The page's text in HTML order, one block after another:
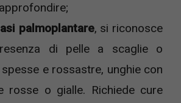
palmoplantare, si riconosce
di pelle a scaglie o
e rossastre, unghie con
rosse o gialle. Richiede cure